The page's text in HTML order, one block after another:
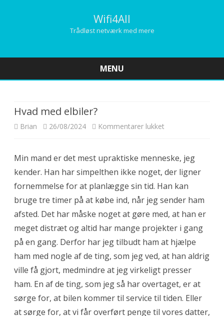
Wifi4All
Trådløst netværk med mere
MENU
Hvad med elbiler?
Brian 26/08/2024 Kommentarer lukket
l
v
a
d
e
d
e
Min mand er det mest upraktiske menneske, jeg
kender. Han har simpelthen ikke noget, der ligner
fornemmelse for at planlægge sin tid. Han kan
bruge tre timer på at købe ind, når jeg sender ham
afsted. Det har måske noget at gøre med, at han er
meget distræt og altid har mange projekter i gang
på en gang. Derfor har jeg tilbudt ham at hjælpe
ham med nogle af de ting, som jeg ved, at han aldrig
ville få gjort, medmindre at jeg virkeligt presser
ham. En af de ting, som jeg så har overtaget, er at
sørge for, at bilen kommer til service til tiden. Eller
at sørge for, at vi får overført penge til vores datter,